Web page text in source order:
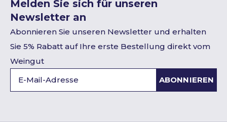
Melden Sie sich für unseren
Newsletter an
Abonnieren Sie unseren Newsletter und erhalten
Sie 5% Rabatt auf Ihre erste Bestellung direkt vom
Weingut
ABONNIEREN